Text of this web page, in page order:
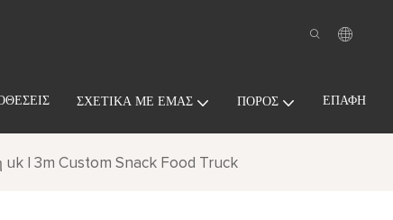
ΣΧΕΤΙΚΆ ΜΕ ΕΜΆΣ ΠΌΡΟΣ ΕΠΑΦΉ
uk | 3m Custom Snack Food Truck